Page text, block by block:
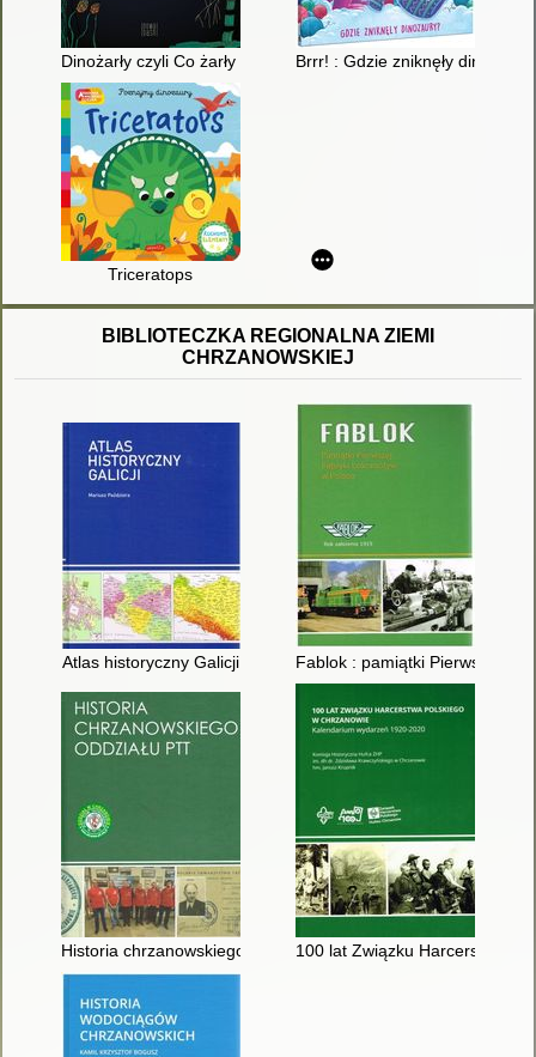
Dinożarły czyli Co żarły dinozaury i inne prehistoryczne bestie
Brrr! : Gdzie zniknęły dinozaury
Triceratops
BIBLIOTECZKA REGIONALNA ZIEMI
CHRZANOWSKIEJ
Atlas historyczny Galicji Fablok : pamiątki Pierwszej
Historia chrzanowskiego Oddziału PTT100 lat Związku Harcerstwa